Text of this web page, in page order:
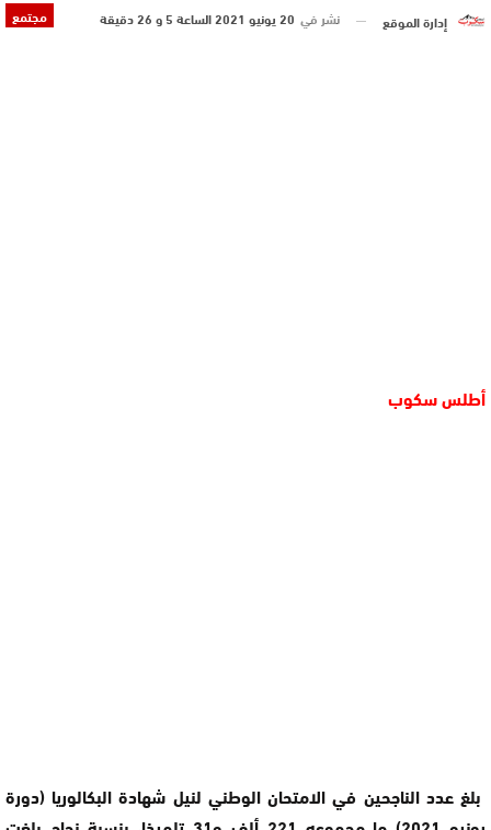
مجتمع إدارة الموقع نشر في 20 يونيو 2021 الساعة 5 و 26 دقيقة
أطلس سكوب
بلغ عدد الناجحين في الامتحان الوطني لنيل شهادة البكالوريا (دورة